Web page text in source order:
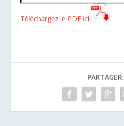
Téléchargez le PDF ici
PARTAGER: